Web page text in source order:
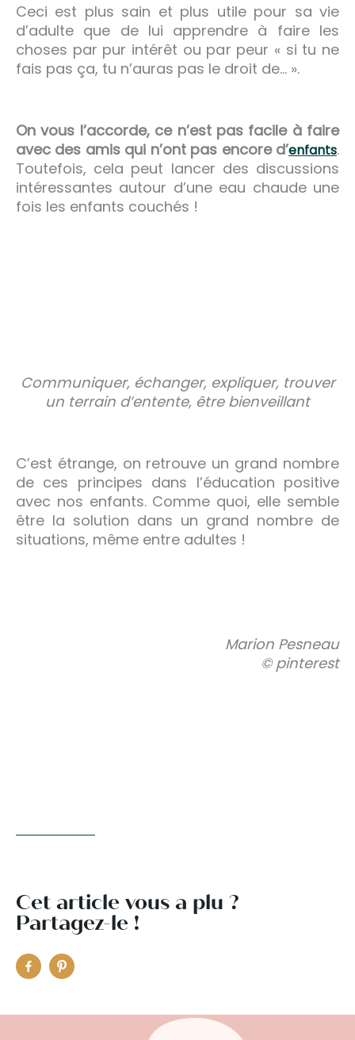
Ceci est plus sain et plus utile pour sa vie
d’adulte que de lui apprendre à faire les
choses par pur intérêt ou par peur « si tu ne
fais pas ça, tu n’auras pas le droit de… ».
On vous l’accorde, ce n’est pas facile à faire
avec des amis qui n’ont pas encore d’enfants.
Toutefois, cela peut lancer des discussions
intéressantes autour d’une eau chaude une
fois les enfants couchés !
Communiquer, échanger, expliquer, trouver
un terrain d’entente, être bienveillant
C’est étrange, on retrouve un grand nombre
de ces principes dans l’éducation positive
avec nos enfants. Comme quoi, elle semble
être la solution dans un grand nombre de
situations, même entre adultes !
Marion Pesneau
© pinterest
Cet article vous a plu ?
Partagez-le !